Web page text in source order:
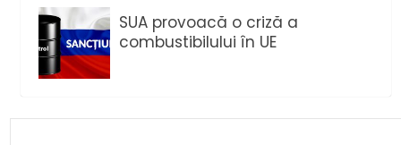
SUA provoacă o criză a
combustibilului în UE